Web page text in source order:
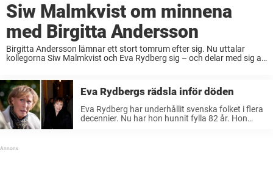
Siw Malmkvist om minnena
med Birgitta Andersson
Birgitta Andersson lämnar ett stort tomrum efter sig. Nu uttalar
kollegorna Siw Malmkvist och Eva Rydberg sig – och delar med sig av
Eva Rydbergs rädsla inför döden
Eva Rydberg har underhållit svenska folket i flera
decennier. Nu har hon hunnit fylla 82 år. Hon